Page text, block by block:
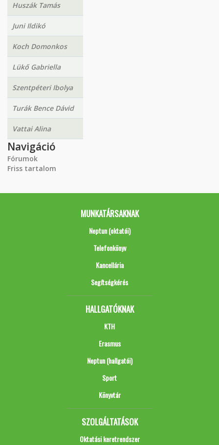
Huszák Tamás
Juni Ildikó
Koch Domonkos
Lükő Gabriella
Szentpéteri Ibolya
Turák Bence Dávid
Vattai Alina
Navigáció
Fórumok
Friss tartalom
MUNKATÁRSAKNAK
Neptun (oktatói)
Telefonkönyv
Kancellária
Segítségkérés
HALLGATÓKNAK
KTH
Erasmus
Neptun (hallgatói)
Sport
Könyvtár
SZOLGÁLTATÁSOK
Oktatási keretrendszer